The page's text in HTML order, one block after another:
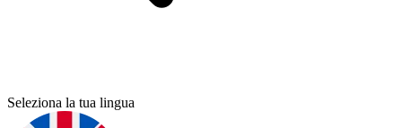
Seleziona la tua lingua